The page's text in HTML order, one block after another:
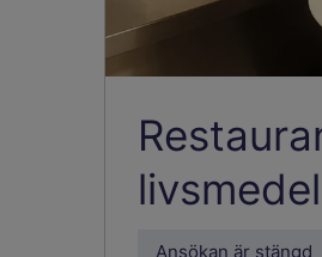
livsmedel
Ansökan är stängd